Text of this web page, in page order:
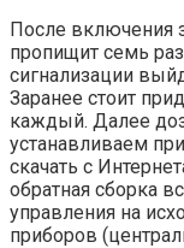
После включения
пропищит семь
сигнализации
Заранее стоит
каждый. Далее
устанавливаем
скачать с
обратная сборка
управления на
приборов